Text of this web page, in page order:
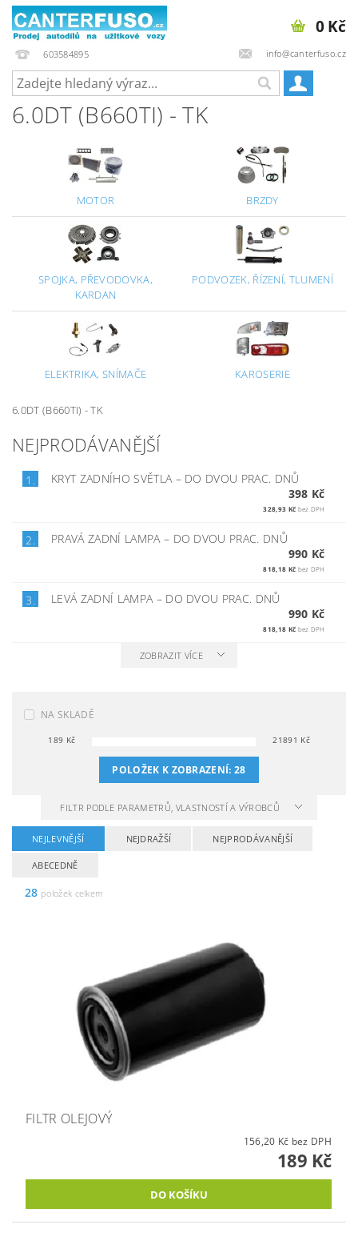
603584895 info@canterfuso.cz
0 Kč
6.0DT (B660TI) - TK
MOTOR BRZDY
SPOJKA, PŘEVODOVKA,
KARDAN
PODVOZEK, ŘÍZENÍ, TLUMENÍ
ELEKTRIKA, SNÍMAČE KAROSERIE
6.0DT (B660TI) - TK
NEJPRODÁVANĚJŠÍ
1. KRYT ZADNÍHO SVĚTLA – DO DVOU PRAC. DNŮ
398 Kč
328,93 Kč bez DPH
2. PRAVÁ ZADNÍ LAMPA – DO DVOU PRAC. DNŮ
990 Kč
818,18 Kč bez DPH
3. LEVÁ ZADNÍ LAMPA – DO DVOU PRAC. DNŮ
990 Kč
818,18 Kč bez DPH
ZOBRAZIT VÍCE
NA SKLADĚ
189 Kč 21891 Kč
POLOŽEK K ZOBRAZENÍ:28
FILTR PODLE PARAMETRŮ, VLASTNOSTÍ A VÝROBCŮ
NEJLEVNĚJŠÍ NEJDRAŽŠÍ NEJPRODÁVANĚJŠÍ
ABECEDNĚ
28 položek celkem
FILTR OLEJOVÝ
156,20 Kč bez DPH
189 Kč